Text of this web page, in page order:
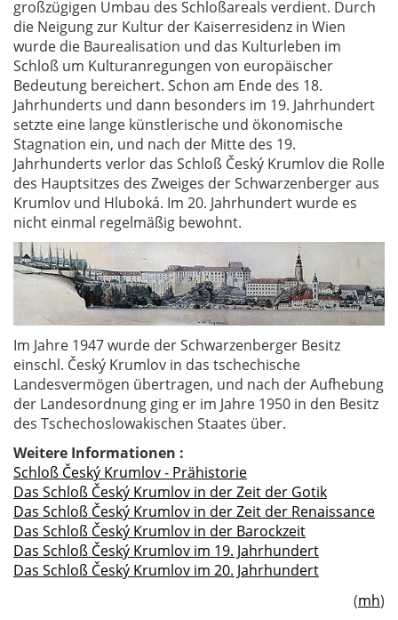
großzügigen Umbau des Schloßareals verdient. Durch
die Neigung zur Kultur der Kaiserresidenz in Wien
wurde die Baurealisation und das Kulturleben im
Schloß um Kulturanregungen von europäischer
Bedeutung bereichert. Schon am Ende des 18.
Jahrhunderts und dann besonders im 19. Jahrhundert
setzte eine lange künstlerische und ökonomische
Stagnation ein, und nach der Mitte des 19.
Jahrhunderts verlor das Schloß Český Krumlov die Rolle
des Hauptsitzes des Zweiges der Schwarzenberger aus
Krumlov und Hluboká. Im 20. Jahrhundert wurde es
nicht einmal regelmäßig bewohnt.
Im Jahre 1947 wurde der Schwarzenberger Besitz
einschl. Český Krumlov in das tschechische
Landesvermögen übertragen, und nach der Aufhebung
der Landesordnung ging er im Jahre 1950 in den Besitz
des Tschechoslowakischen Staates über.
Weitere Informationen :
Schloß Český Krumlov - Prähistorie
Das Schloß Český Krumlov in der Zeit der Gotik
Das Schloß Český Krumlov in der Zeit der Renaissance
Das Schloß Český Krumlov in der Barockzeit
Das Schloß Český Krumlov im 19. Jahrhundert
Das Schloß Český Krumlov im 20. Jahrhundert
(mh)